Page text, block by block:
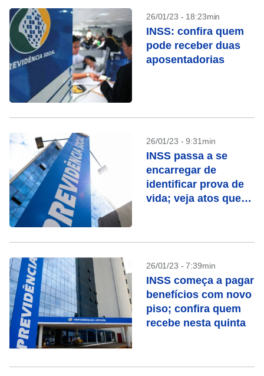
26/01/23 - 18:23min
INSS: confira quem
pode receber duas
aposentadorias
26/01/23 - 9:31min
INSS passa a se
encarregar de
identificar prova de
vida; veja atos que
26/01/23 - 7:39min
INSS começa a pagar
benefícios com novo
piso; confira quem
recebe nesta quinta